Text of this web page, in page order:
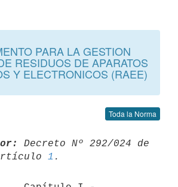
PARA LA GESTION
RESIDUOS DE APARATOS
Y ELECTRONICOS (RAEE)
Toda la Norma
Decreto Nº 292/024 de
1